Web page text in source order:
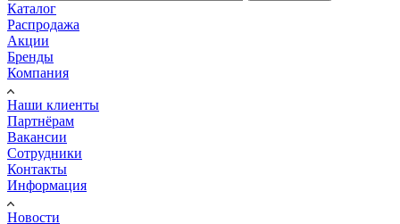
Каталог
Распродажа
Акции
Бренды
Компания
Наши клиенты
Партнёрам
Вакансии
Сотрудники
Контакты
Информация
Новости